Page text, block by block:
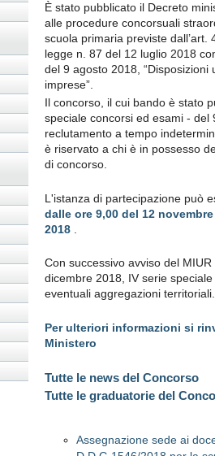
È stato pubblicato il Decreto
alle procedure concorsuali
scuola primaria previste
legge n. 87 del 12 luglio 2018
del 9 agosto 2018,
imprese”.
Il concorso, il cui bando è stato
speciale concorsi ed esami -
reclutamento a tempo
è riservato a chi è in possesso
di concorso.
L'istanza di partecipazione può
dalle ore 9,00 del 12
2018
Con successivo avviso del
dicembre 2018, IV serie
eventuali aggregazioni territoriali.
Per ulteriori informazioni si
Ministero
Tutte le news del Concorso
Tutte le graduatorie del
Assegnazione sede ai